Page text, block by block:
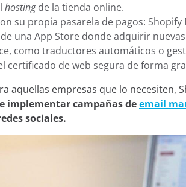
hostingde la tienda online.
su propia pasarela de pagos: Shopify
una App Store donde adquirir
como traductores automáticos o
certificado de web segura de forma
aquellas empresas que lo necesiten,
implementar campañas deemail
sociales.